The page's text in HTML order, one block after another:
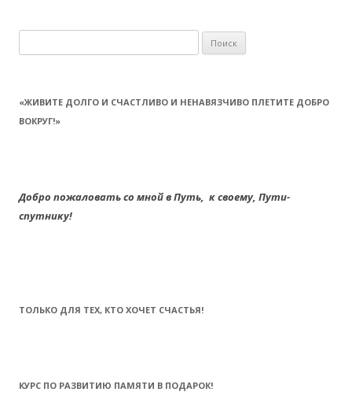
«ЖИВИТЕ ДОЛГО И СЧАСТЛИВО И НЕНАВЯЗЧИВО ПЛЕТИТЕ ДОБРО
ВОКРУГ!»
Добро пожаловать со мной в Путь, к своему, Пути-
спутнику!
ТОЛЬКО ДЛЯ ТЕХ, КТО ХОЧЕТ СЧАСТЬЯ!
КУРС ПО РАЗВИТИЮ ПАМЯТИ В ПОДАРОК!